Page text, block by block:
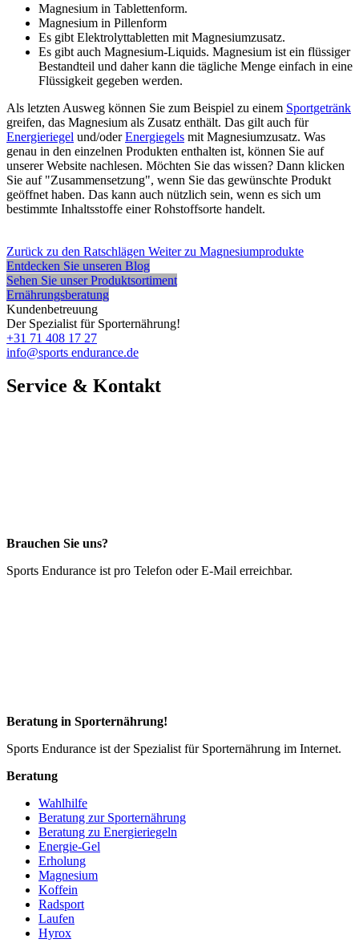
Magnesium in Tablettenform.
Magnesium in Pillenform
Es gibt Elektrolyttabletten mit Magnesiumzusatz.
Es gibt auch Magnesium-Liquids. Magnesium ist ein flüssiger
Bestandteil und daher kann die tägliche Menge einfach in eine
Flüssigkeit gegeben werden.
Als letzten Ausweg können Sie zum Beispiel zu einem Sportgetränk
greifen, das Magnesium als Zusatz enthält. Das gilt auch für
Energieriegel und/oderEnergiegels mit Magnesiumzusatz. Was
genau in den einzelnen Produkten enthalten ist, können Sie auf
unserer Website nachlesen. Möchten Sie das wissen? Dann klicken
Sie auf "Zusammensetzung", wenn Sie das gewünschte Produkt
geöffnet haben. Das kann auch nützlich sein, wenn es sich um
bestimmte Inhaltsstoffe einer Rohstoffsorte handelt.
Zurück zu den Ratschlägen Weiter zu Magnesiumprodukte
Entdecken Sie unseren Blog
Sehen Sie unser Produktsortiment
Ernährungsberatung
Kundenbetreuung
Der Spezialist für Sporternährung!
+31 71 408 17 27
info@sports endurance.de
Service & Kontakt
Brauchen Sie uns?
Sports Endurance ist pro Telefon oder E-Mail erreichbar.
Beratung in Sporternährung!
Sports Endurance ist der Spezialist für Sporternährung im Internet.
Beratung
Wahlhilfe
Beratung zur Sporternährung
Beratung zu Energieriegeln
Energie-Gel
Erholung
Magnesium
Koffein
Radsport
Laufen
Hyrox